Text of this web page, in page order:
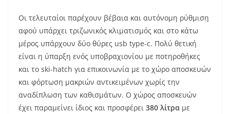
Οι τελευταίοι παρέχουν βέβαια και αυτόνομη ρύθμιση
αφού υπάρχει τριζωνικός κλιματισμός και στο κάτω
μέρος υπάρχουν δύο θύρες usb type-c. Πολύ θετική
είναι η ύπαρξη ενός υποβραχιονίου με ποτηροθήκες
και το ski-hatch για επικοινωνία με το χώρο αποσκευών
και φόρτωση μακριών αντικειμένων χωρίς την
αναδίπλωση των καθισμάτων. Ο χώρος αποσκευών
έχει παραμείνει ίδιος και προσφέρει 380 λίτρα με